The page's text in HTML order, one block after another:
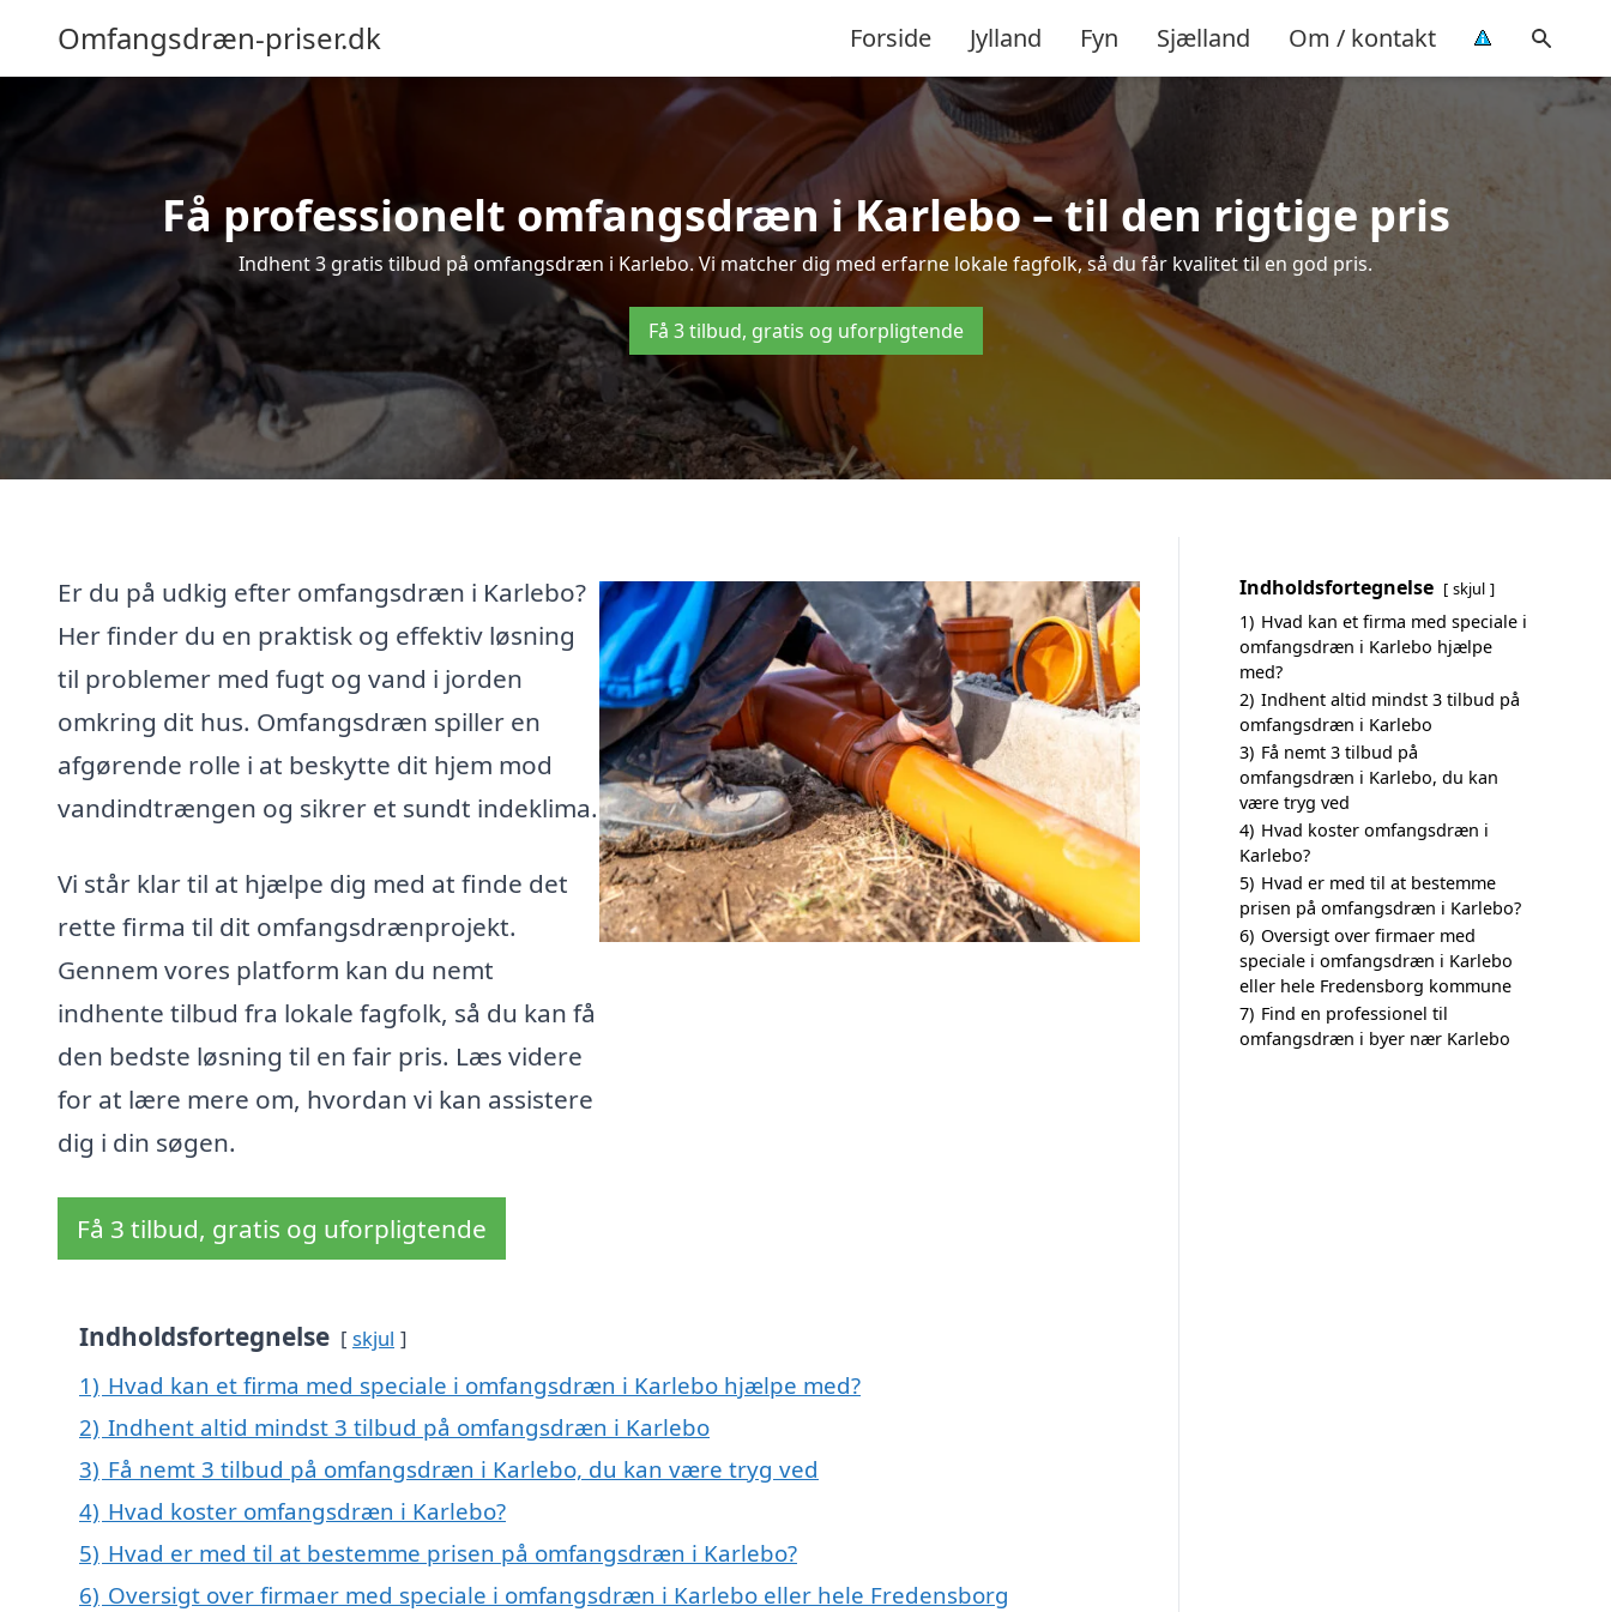
Omfangsdræn-priser.dk Forside Jylland Fyn Sjælland Om / kontakt
Få professionelt omfangsdræn i Karlebo – til den rigtige pris
Indhent 3 gratis tilbud på omfangsdræn i Karlebo. Vi matcher dig med erfarne lokale fagfolk, så du får kvalitet til en god pris.
Få 3 tilbud, gratis og uforpligtende
Er du på udkig efter omfangsdræn i Karlebo?
Her finder du en praktisk og effektiv løsning
til problemer med fugt og vand i jorden
omkring dit hus. Omfangsdræn spiller en
afgørende rolle i at beskytte dit hjem mod
vandindtrængen og sikrer et sundt indeklima.
Vi står klar til at hjælpe dig med at finde det
rette firma til dit omfangsdrænprojekt.
Gennem vores platform kan du nemt
indhente tilbud fra lokale fagfolk, så du kan få
den bedste løsning til en fair pris. Læs videre
for at lære mere om, hvordan vi kan assistere
dig i din søgen.
Få 3 tilbud, gratis og uforpligtende
Indholdsfortegnelse skjul
1) Hvad kan et firma med speciale i omfangsdræn i Karlebo hjælpe med?
2) Indhent altid mindst 3 tilbud på omfangsdræn i Karlebo
3) Få nemt 3 tilbud på omfangsdræn i Karlebo, du kan være tryg ved
4) Hvad koster omfangsdræn i Karlebo?
5) Hvad er med til at bestemme prisen på omfangsdræn i Karlebo?
6) Oversigt over firmaer med speciale i omfangsdræn i Karlebo eller hele Fredensborg
Indholdsfortegnelse skjul
1) Hvad kan et firma med speciale i
omfangsdræn i Karlebo hjælpe
med?
2) Indhent altid mindst 3 tilbud på
omfangsdræn i Karlebo
3) Få nemt 3 tilbud på
omfangsdræn i Karlebo, du kan
være tryg ved
4) Hvad koster omfangsdræn i
Karlebo?
5) Hvad er med til at bestemme
prisen på omfangsdræn i Karlebo?
6) Oversigt over firmaer med
speciale i omfangsdræn i Karlebo
eller hele Fredensborg kommune
7) Find en professionel til
omfangsdræn i byer nær Karlebo